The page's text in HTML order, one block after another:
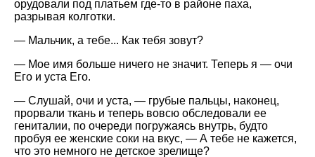
орудовали под платьем где-то в районе паха,
разрывая колготки.
— Мальчик, а тебе... Как тебя зовут?
— Мое имя больше ничего не значит. Теперь я — очи
Его и уста Его.
— Слушай, очи и уста, — грубые пальцы, наконец,
прорвали ткань и теперь вовсю обследовали ее
гениталии, по очереди погружаясь внутрь, будто
пробуя ее женские соки на вкус, — А тебе не кажется,
что это немного не детское зрелище?